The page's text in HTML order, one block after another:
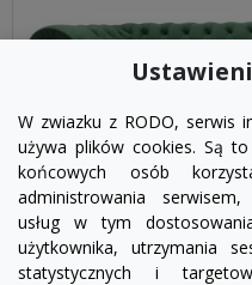
W zwiazku z RODO, serwis
używa plików cookies. Są
końcowych osób
administrowania
usług w tym
użytkownika, utrzymania
statystycznych i